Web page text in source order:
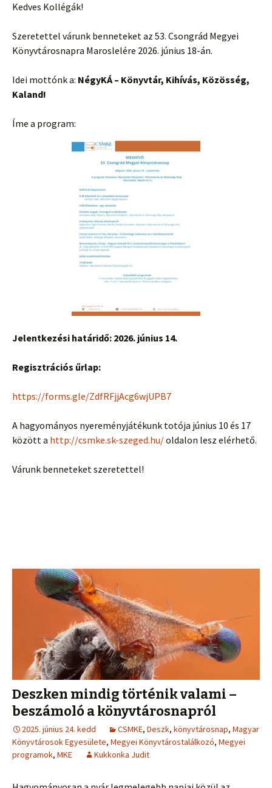
Kedves Kollégák!
Szeretettel várunk benneteket az 53. Csongrád Megyei
Könyvtárosnapra Maroslelére 2026. június 18-án.
Idei mottónk a: NégyKÁ – Könyvtár, Kihívás, Közösség,
Kaland!
Íme a program:
Jelentkezési határidő: 2026. június 14.
Regisztrációs űrlap:
https://forms.gle/ZdfRFjjAcg6wjUPB7
A hagyományos nyereményjátékunk totója június 10 és 17
között a http://csmke.sk-szeged.hu/oldalon lesz elérhető.
Várunk benneteket szeretettel!
Deszken mindig történik valami –
beszámoló a könyvtárosnapról
2025. június 24. kedd CSMKE, Deszk, könyvtárosnap, Magyar
Könyvtárosok Egyesülete, Megyei Könyvtárostalálkozó, Megyei
programok, MKE Kukkonka Judit